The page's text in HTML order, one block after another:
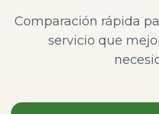
Comparación rápida
servicio que